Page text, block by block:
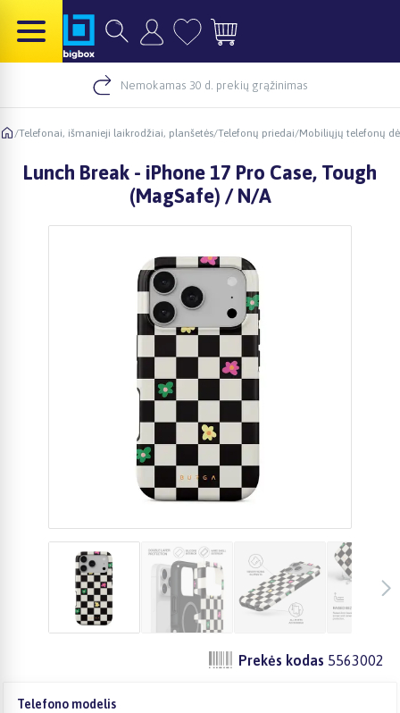
Nemokamas 30 d. prekių grąžinimas
/Telefonai, išmanieji laikrodžiai, planšetės/Telefonų priedai/Mobiliųjų telefonų
Lunch Break - iPhone 17 Pro Case, Tough
(MagSafe) / N/A
Prekės kodas 5563002
Telefono modelis